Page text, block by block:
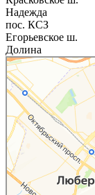
Надежда
пос. КСЗ
Егорьевское ш.
Долина